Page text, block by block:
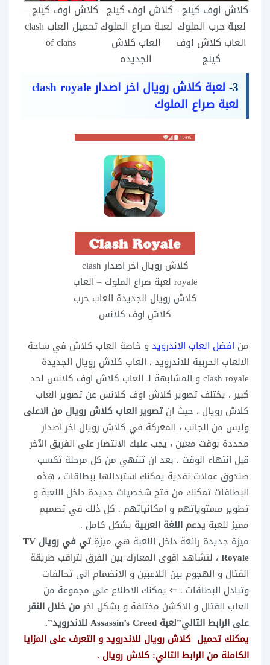
كلاش اوف كينج –
لعبة حرب الملوك
العاب كلاش اوف
كينج
كلاش اوف كينج –
لعبة صراع الملوك
العاب كلاش
الجديده
كلاش اوف كينج –
تحميل العاب clash
of clans
3- لعبة كلاش رويال اخر اصدار clash royale
لعبة صراع الملوك
كلاش رويال اخر اصدار clash
royale لعبة صراع الملوك – العاب
كلاش رويال الجديدة العاب حرب
كلاش اوف كلانس
من افضل العاب الاندرويدو خاصة العاب كلاش في ساحة
الالعاب الحربية للاندرويد ، العاب كلاش رويال الجديدة
clash royaleو المشابهة لـ العاب كلاش اوف كلانس لحد
كبير ، يختلف تصوير كلاش اوف كلانس عن تصوير العاب
كلاش رويال ، حيث ان تصوير العاب كلاش رويال من الاعلى
وليس من الجانب ، المعركة في كلاش رويال اخر اصدار
محددة بوقت معين ، يجب عليك الانتصار على الفريق الآخر
قبل انتهاء الوقت . بعد ان تنتهي من كل مرحلة تكسب
صندوق عملات نقدية يمكنك استبدالها ببطاقات ، هذه
البطاقات تمكنك من فتح شخصيات جديدة داخل اللعبة و
تطوير مستوياتهم و امكانياتهم . كل ذلك في تصميم
مميز للعبة يدعم اللغة العربية بشكل كامل .
ميزة جديدة رائعة داخل اللعبة هي ميزة
تي في رويال TV
Royale، لتشاهد اقوى المعارك بين الفرق لتراقب طريقة
القتال و الهجوم بين اللاعبين و الانضمام الى تحالفات
وتبادل البطاقات . ⇐ يمكنك الاطلاع على مجموعة من
العاب القتال و الاكشن مختلفة و بشكل اخرمن خلال النقر
على الرابط التالي”لعبة Assassin’s Creed للاندرويد”.
يمكنك تحميل كلاش رويال للاندرويد و التعرف على المزايا
الكاملة من الرابط التالي: كلاش رويال .